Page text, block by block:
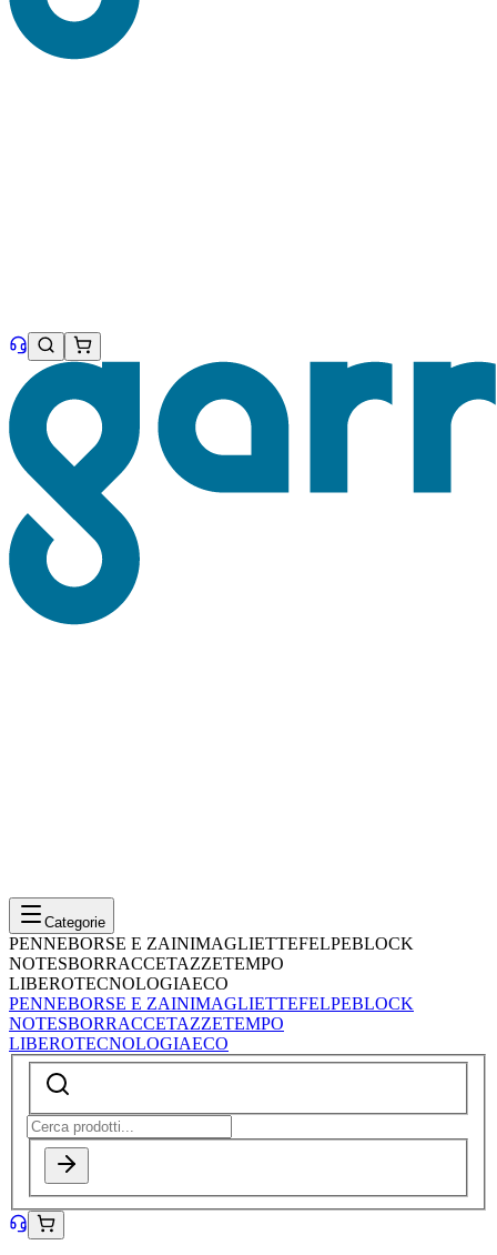
Categorie
PENNEBORSE E ZAINIMAGLIETTEFELPEBLOCK
NOTESBORRACCETAZZETEMPO
LIBEROTECNOLOGIAECO
PENNEBORSE E ZAINIMAGLIETTEFELPEBLOCK
NOTESBORRACCETAZZETEMPO
LIBEROTECNOLOGIAECO